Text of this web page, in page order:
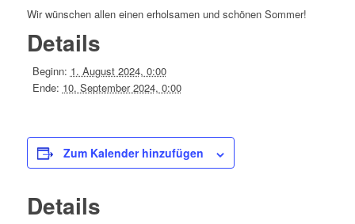
Wir wünschen allen einen erholsamen und schönen Sommer!
Details
Beginn: 1. August 2024, 0:00
Ende: 10. September 2024, 0:00
Zum Kalender hinzufügen
Details